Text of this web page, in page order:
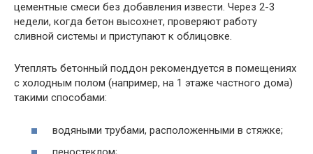
цементные смеси без добавления извести. Через 2-3
недели, когда бетон высохнет, проверяют работу
сливной системы и приступают к облицовке.
Утеплять бетонный поддон рекомендуется в помещениях
с холодным полом (например, на 1 этаже частного дома)
такими способами:
водяными трубами, расположенными в стяжке;